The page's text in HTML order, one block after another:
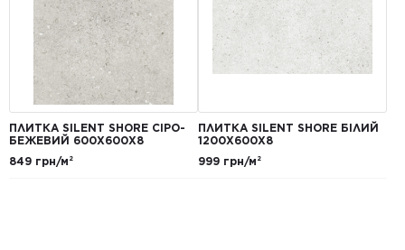
ПЛИТКА SILENT SHORE СІРО-
БЕЖЕВИЙ 600Х600Х8
849 грн/м²
ПЛИТКА SILENT SHORE БІЛИЙ
1200Х600Х8
999 грн/м²